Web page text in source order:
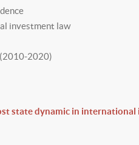
investment law
2020)
state dynamic in